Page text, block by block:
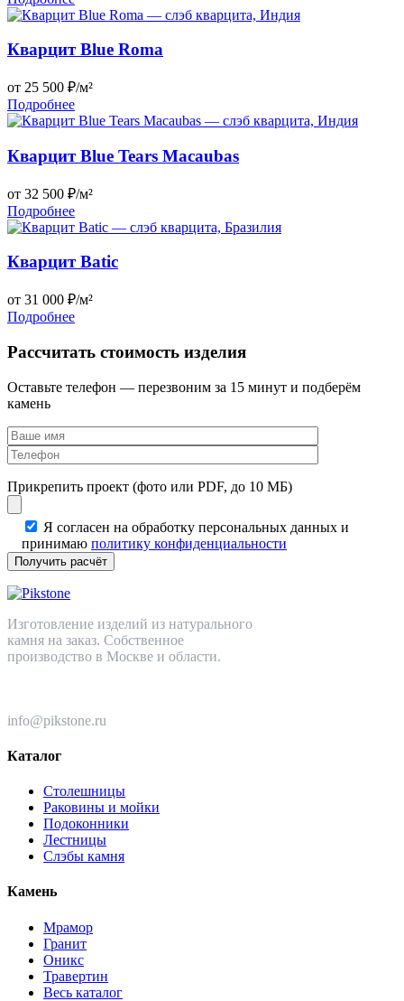
Кварцит Blue Roma
от 25 500 ₽/м²
Подробнее
Кварцит Blue Tears Macaubas
от 32 500 ₽/м²
Подробнее
Кварцит Batic
от 31 000 ₽/м²
Подробнее
Рассчитать стоимость изделия
Оставьте телефон — перезвоним за 15 минут и подберём
камень
Прикрепить проект (фото или PDF, до 10 МБ)
Я согласен на обработку персональных данных и
принимаю политику конфиденциальности
Изготовление изделий из натурального
камня на заказ. Собственное
производство в Москве и области.
info@pikstone.ru
Каталог
Столешницы
Раковины и мойки
Подоконники
Лестницы
Слэбы камня
Камень
Мрамор
Гранит
Оникс
Травертин
Весь каталог